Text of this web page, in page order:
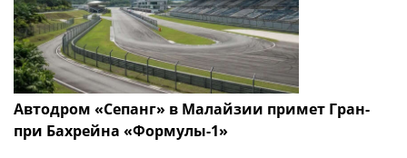
Автодром «Сепанг» в Малайзии примет Гран-
при Бахрейна «Формулы-1»